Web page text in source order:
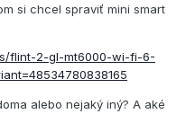
si chcel spraviť mini smart
flint-2-gl-mt6000-wi-fi-6-
alebo nejaký iný? A aké